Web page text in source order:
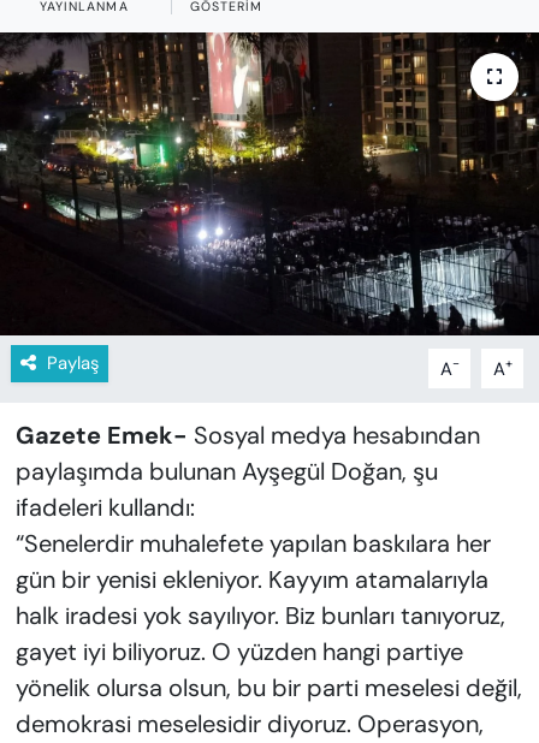
YAYINLANMA GÖSTERIM
Paylaş A- A+
Gazete Emek- Sosyal medya hesabından
paylaşımda bulunan Ayşegül Doğan, şu
ifadeleri kullandı:
“Senelerdir muhalefete yapılan baskılara her
gün bir yenisi ekleniyor. Kayyım atamalarıyla
halk iradesi yok sayılıyor. Biz bunları tanıyoruz,
gayet iyi biliyoruz. O yüzden hangi partiye
yönelik olursa olsun, bu bir parti meselesi değil,
demokrasi meselesidir diyoruz. Operasyon,
KADIN
SAĞLIK
SPOR
KÜLTÜR-SANAT
MAGAZİN
YAZAR KÖŞESİ
SİYASET
VAN VE DİYARBAKIR HABERLERİ